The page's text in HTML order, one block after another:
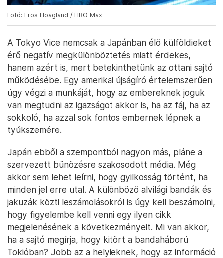
Fotó: Eros Hoagland / HBO Max
A Tokyo Vice nemcsak a Japánban élő külföldieket
érő negatív megkülönböztetés miatt érdekes,
hanem azért is, mert betekinthetünk az ottani sajtó
működésébe. Egy amerikai újságíró értelemszerűen
úgy végzi a munkáját, hogy az embereknek joguk
van megtudni az igazságot akkor is, ha az fáj, ha az
sokkoló, ha azzal sok fontos embernek lépnek a
tyúkszemére.
Japán ebből a szempontból nagyon más, pláne a
szervezett bűnözésre szakosodott média. Még
akkor sem lehet leírni, hogy gyilkosság történt, ha
minden jel erre utal. A különböző alvilági bandák és
jakuzák közti leszámolásokról is úgy kell beszámolni,
hogy figyelembe kell venni egy ilyen cikk
megjelenésének a következményeit. Mi van akkor,
ha a sajtó megírja, hogy kitört a bandaháború
Tokióban? Jobb az a helyieknek, hogy az információ